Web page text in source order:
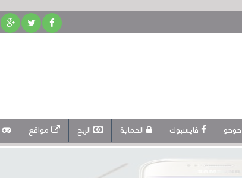
فايسبوك الحماية الربح مواقع